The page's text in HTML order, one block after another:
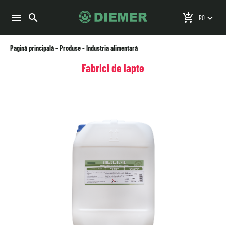
menu search add_shopping_cart keyboard_arrow_down
Pagină principală-Produse-Industria alimentară
Fabrici de lapte